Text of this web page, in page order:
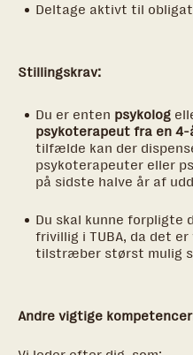
Deltage aktivt til
Stillingskrav:
Du er enten psykolog
psykoterapeut fra en 4-
tilfælde kan der
psykoterapeuter eller
på sidste halve år af
Du skal kunne forpligte
frivillig i TUBA, da det
tilstræber størst mulig
Andre vigtige